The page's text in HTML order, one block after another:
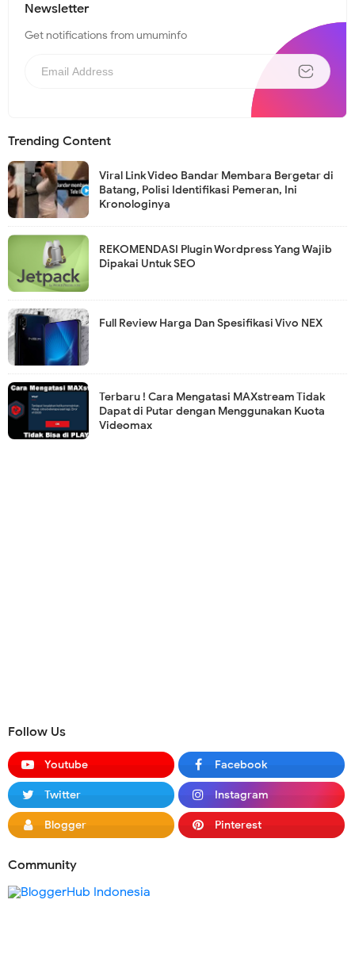
Newsletter
Get notifications from umuminfo
Trending Content
Viral Link Video Bandar Membara Bergetar di
Batang, Polisi Identifikasi Pemeran, Ini
Kronologinya
REKOMENDASI Plugin Wordpress Yang Wajib
Dipakai Untuk SEO
Full Review Harga Dan Spesifikasi Vivo NEX
Terbaru ! Cara Mengatasi MAXstream Tidak
Dapat di Putar dengan Menggunakan Kuota
Videomax
Follow Us
Youtube Facebook
Twitter Instagram
Blogger Pinterest
Community